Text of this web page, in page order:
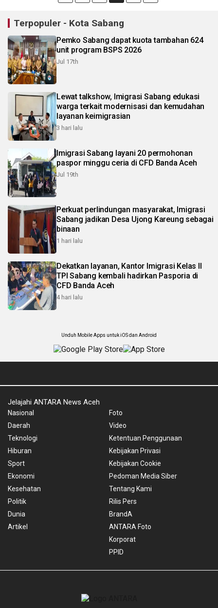
Terpopuler - Kota Sabang
Pemko Sabang dapat kuota tambahan 624
unit program BSPS 2026
Jul 17th
Lewat talkshow, Imigrasi Sabang edukasi
warga terkait modernisasi dan kemudahan
layanan keimigrasian
3 hari lalu
Imigrasi Sabang layani 20 permohonan
paspor minggu ceria di CFD Banda Aceh
Jul 19th
Perkuat perlindungan masyarakat, Imigrasi
Sabang jadikan Desa Ujong Kareung sebagai
binaan
1 hari lalu
Dekatkan layanan, Kantor Imigrasi Kelas II
TPI Sabang kembali hadirkan Pasporia di
CFD Banda Aceh
4 hari lalu
Unduh Mobile Apps untuk iOS dan Android
Jelajahi ANTARA News Aceh
Nasional
Daerah
Teknologi
Hiburan
Sport
Ekonomi
Kesehatan
Politik
Dunia
Artikel
Foto
Video
Ketentuan Penggunaan
Kebijakan Privasi
Kebijakan Cookie
Pedoman Media Siber
Tentang Kami
Rilis Pers
BrandA
ANTARA Foto
Korporat
PPID